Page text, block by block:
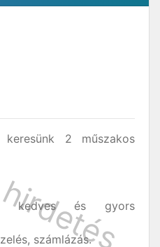
2 műszakos
kedves és gyors
számlázás.